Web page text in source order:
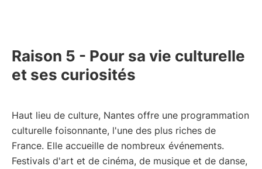
Raison 5 - Pour sa vie culturelle
et ses curiosités
Haut lieu de culture, Nantes offre une programmation
culturelle foisonnante, l'une des plus riches de
France. Elle accueille de nombreux événements.
Festivals d'art et de cinéma, de musique et de danse,